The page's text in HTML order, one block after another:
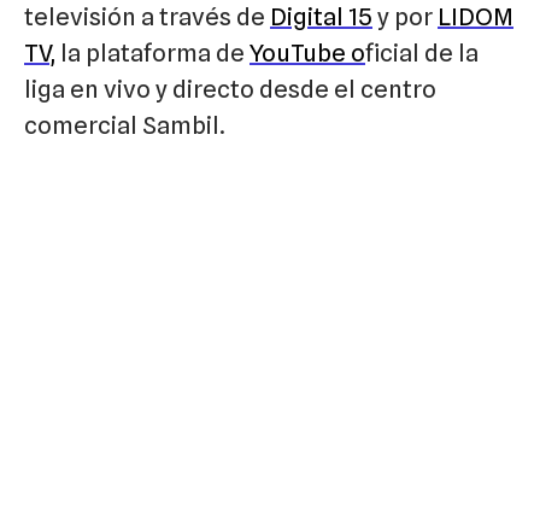
televisión a través de Digital 15 y por LIDOM
TV, la plataforma de YouTube oficial de la
liga en vivo y directo desde el centro
comercial Sambil.